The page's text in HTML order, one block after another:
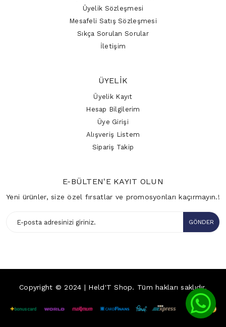
Üyelik Sözleşmesi
Mesafeli Satış Sözleşmesi
Sıkça Sorulan Sorular
İletişim
ÜYELIK
Üyelik Kayıt
Hesap Bilgilerim
Üye Girişi
Alışveriş Listem
Sipariş Takip
E-BÜLTEN'E KAYIT OLUN
Yeni ürünler, size özel fırsatlar ve promosyonları kaçırmayın.!
GÖNDER
Copyright © 2024 | Held'T Shop. Tüm hakları saklıdır.